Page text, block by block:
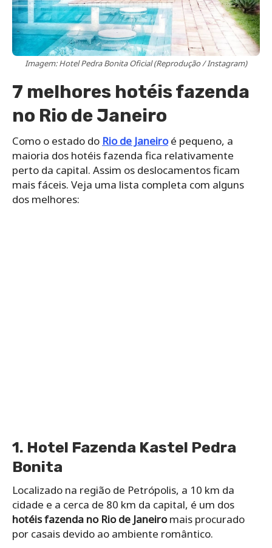
Imagem: Hotel Pedra Bonita Oficial (Reprodução / Instagram)
7 melhores hotéis fazenda
no Rio de Janeiro
Como o estado do Rio de Janeiroé pequeno, a
maioria dos hotéis fazenda fica relativamente
perto da capital. Assim os deslocamentos ficam
mais fáceis. Veja uma lista completa com alguns
dos melhores:
1. Hotel Fazenda Kastel Pedra
Bonita
Localizado na região de Petrópolis, a 10 km da
cidade e a cerca de 80 km da capital, é um dos
hotéis fazenda no Rio de Janeiromais procurado
por casais devido ao ambiente romântico.